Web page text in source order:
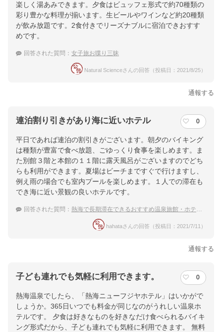
楽しく湯あみできます。夕食はビュッフェ形式で約70種類の
彩り豊かな料理が揃います。生ビールやワインなど約20種類
が飲み放題です。2食付きでリーズナブルに宿泊できおすす
めです。
回答された質問： 女子旅お喋り三昧
Natural Scienceさんの回答（投稿日：2021/8/25）
通報する
連泊割り引きがあり海に近いホテル 0
平日であれば連泊の割引きがございます。朝夕のバイキング
は種類が豊富で食べ放題、ごゆっくり食事を楽しめます。ま
た別館３階と本館の１１階に露天風呂がございますのでどち
らも利用ができます。夏場はビーチまですぐで行けますし、
例え雨の場合でも室内プールを楽しめます。１人での滞在も
でき海に近い景観の良いホテルです。
回答された質問： 熱海で長期滞在できるおすすめ温泉旅館・ホテルを探しています
hahataさんの回答（投稿日：2021/7/11）
通報する
子ども連れでも気軽に利用できます。 0
熱海温泉でしたら、「熱海ニューフジヤホテル」はいかがで
しょうか。365日いつでも料金が同じなのがうれしい温泉ホ
テルです。 夕食は好きなものを好きなだけ食べられるバイキ
ング形式だから、子ども連れでも気軽に利用できます。 無料